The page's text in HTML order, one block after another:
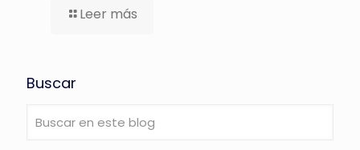
Leer más
Buscar